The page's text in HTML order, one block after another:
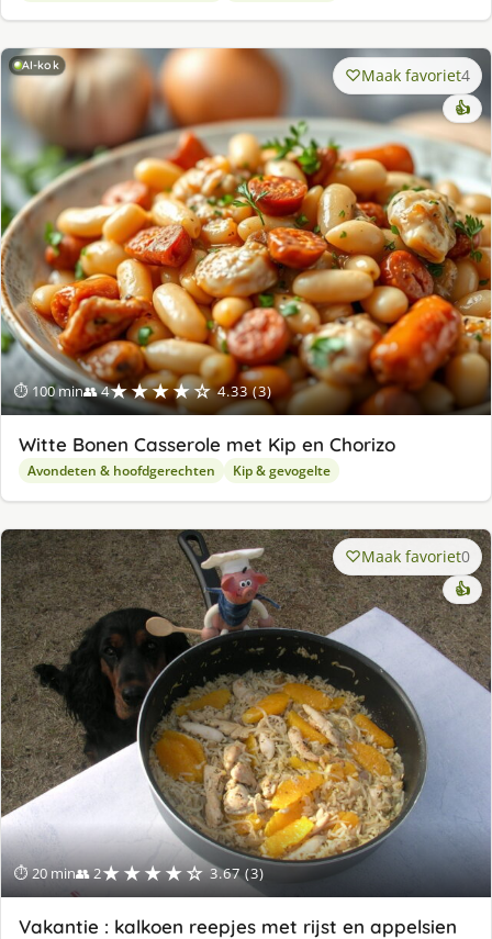
AI-kok
⏱ 100 min👥 4★★★★☆ 4.33 (3)
Maak favoriet4
👍
Witte Bonen Casserole met Kip en Chorizo
Avondeten & hoofdgerechten Kip & gevogelte
⏱ 20 min👥 2★★★★☆ 3.67 (3)
Maak favoriet0
👍
Vakantie : kalkoen reepjes met rijst en appelsien